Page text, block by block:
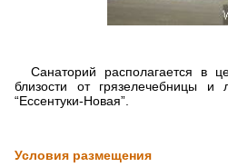
Санаторий располагается в
близости от грязелечебницы и
“Ессентуки-Новая”.
Условия размещения